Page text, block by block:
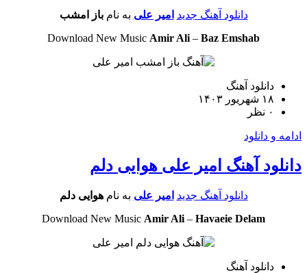
دانلود آهنگ جدید امیر علیبه نام باز امشب
Download New Music Amir Ali–Baz Emshab
دانلود آهنگ
و دانلود
آهنگ امیر علی هوایی دلم
دانلود آهنگ جدید امیر علیبه نام هوایی دلم
Download New Music Amir Ali–Havaeie Delam
دانلود آهنگ